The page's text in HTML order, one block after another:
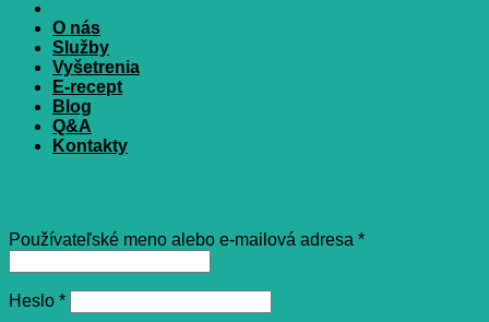
O nás
Služby
Vyšetrenia
E-recept
Blog
Q&A
Kontakty
Používateľské meno alebo e-mailová adresa *Povinné
Heslo *Povinné